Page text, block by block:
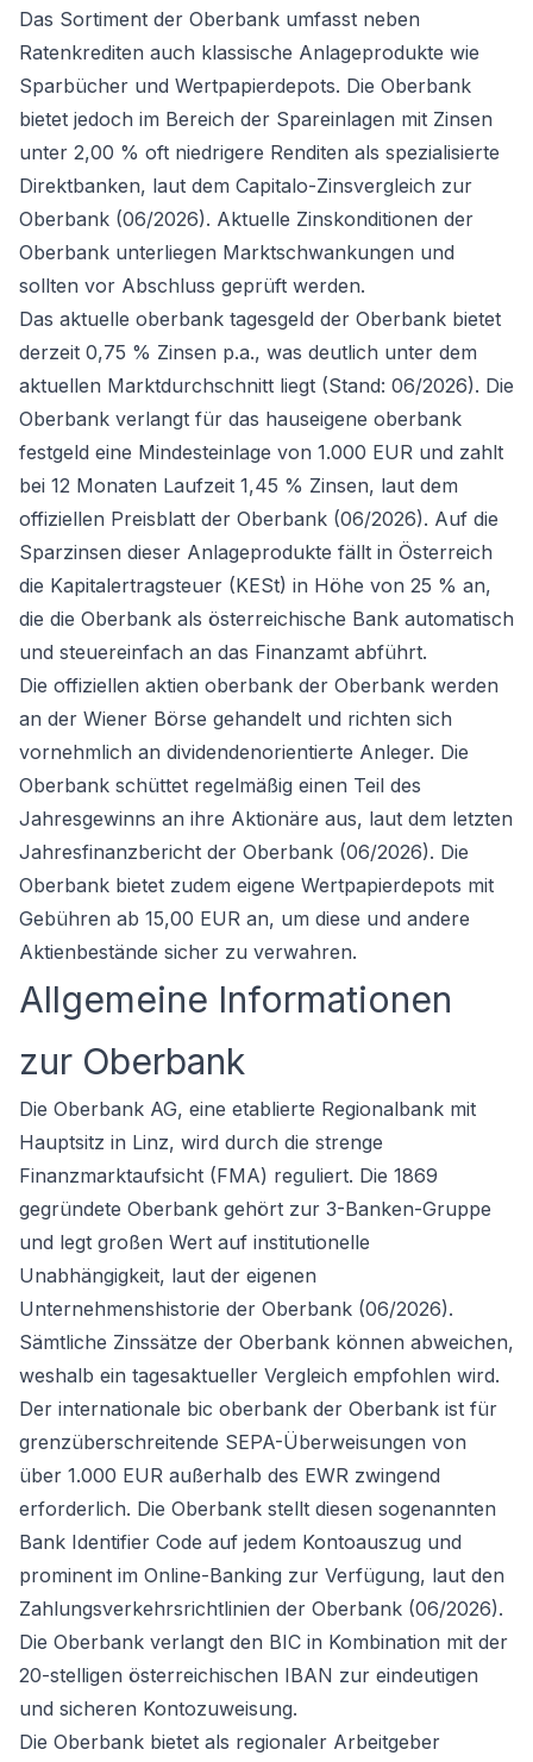
Das Sortiment der Oberbank umfasst neben
Ratenkrediten auch klassische Anlageprodukte wie
Sparbücher und Wertpapierdepots. Die Oberbank
bietet jedoch im Bereich der Spareinlagen mit Zinsen
unter 2,00 % oft niedrigere Renditen als spezialisierte
Direktbanken, laut dem Capitalo-Zinsvergleich zur
Oberbank (06/2026). Aktuelle Zinskonditionen der
Oberbank unterliegen Marktschwankungen und
sollten vor Abschluss geprüft werden.
Das aktuelle oberbank tagesgeld der Oberbank bietet
derzeit 0,75 % Zinsen p.a., was deutlich unter dem
aktuellen Marktdurchschnitt liegt (Stand: 06/2026). Die
Oberbank verlangt für das hauseigene oberbank
festgeld eine Mindesteinlage von 1.000 EUR und zahlt
bei 12 Monaten Laufzeit 1,45 % Zinsen, laut dem
offiziellen Preisblatt der Oberbank (06/2026). Auf die
Sparzinsen dieser Anlageprodukte fällt in Österreich
die Kapitalertragsteuer (KESt) in Höhe von 25 % an,
die die Oberbank als österreichische Bank automatisch
und steuereinfach an das Finanzamt abführt.
Die offiziellen aktien oberbank der Oberbank werden
an der Wiener Börse gehandelt und richten sich
vornehmlich an dividendenorientierte Anleger. Die
Oberbank schüttet regelmäßig einen Teil des
Jahresgewinns an ihre Aktionäre aus, laut dem letzten
Jahresfinanzbericht der Oberbank (06/2026). Die
Oberbank bietet zudem eigene Wertpapierdepots mit
Gebühren ab 15,00 EUR an, um diese und andere
Aktienbestände sicher zu verwahren.
Allgemeine Informationen
zur Oberbank
Die Oberbank AG, eine etablierte Regionalbank mit
Hauptsitz in Linz, wird durch die strenge
Finanzmarktaufsicht (FMA) reguliert. Die 1869
gegründete Oberbank gehört zur 3-Banken-Gruppe
und legt großen Wert auf institutionelle
Unabhängigkeit, laut der eigenen
Unternehmenshistorie der Oberbank (06/2026).
Sämtliche Zinssätze der Oberbank können abweichen,
weshalb ein tagesaktueller Vergleich empfohlen wird.
Der internationale bic oberbank der Oberbank ist für
grenzüberschreitende SEPA-Überweisungen von
über 1.000 EUR außerhalb des EWR zwingend
erforderlich. Die Oberbank stellt diesen sogenannten
Bank Identifier Code auf jedem Kontoauszug und
prominent im Online-Banking zur Verfügung, laut den
Zahlungsverkehrsrichtlinien der Oberbank (06/2026).
Die Oberbank verlangt den BIC in Kombination mit der
20-stelligen österreichischen IBAN zur eindeutigen
und sicheren Kontozuweisung.
Die Oberbank bietet als regionaler Arbeitgeber